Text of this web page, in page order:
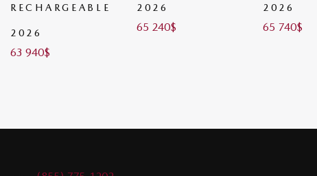
2026
65 240
2026
65 740$
2026
67 490$